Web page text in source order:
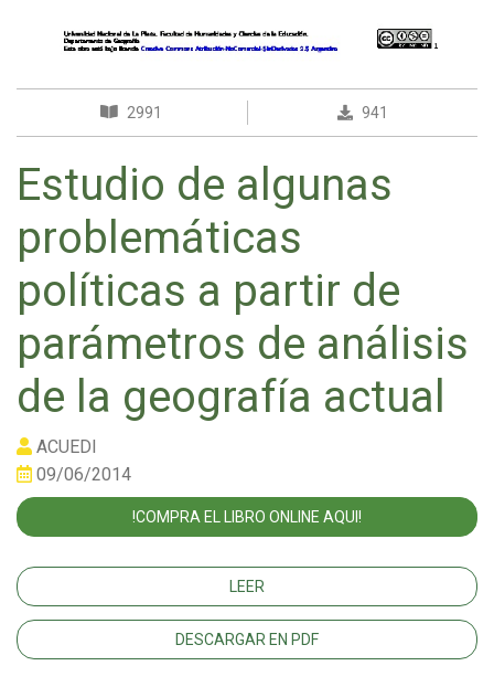
2991 941
Estudio de algunas
problemáticas
políticas a partir de
parámetros de análisis
de la geografía actual
ACUEDI
09/06/2014
!COMPRA EL LIBRO ONLINE AQUI!
LEER
DESCARGAR EN PDF